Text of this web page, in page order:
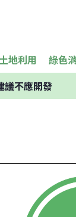
地利用 綠色
議不應開發